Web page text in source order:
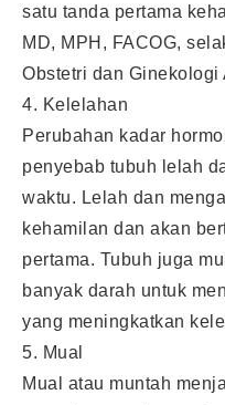
satu tanda pertama
MD, MPH, FACOG,
Obstetri dan Ginekologi
4. Kelelahan
Perubahan kadar
penyebab tubuh lelah
waktu. Lelah dan
kehamilan dan akan
pertama. Tubuh juga
banyak darah untuk
yang meningkatkan
5. Mual
Mual atau muntah